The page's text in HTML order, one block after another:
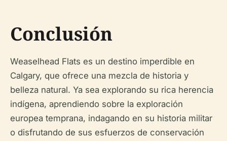
Conclusión
Weaselhead Flats es un destino imperdible en
Calgary, que ofrece una mezcla de historia y
belleza natural. Ya sea explorando su rica herencia
indígena, aprendiendo sobre la exploración
europea temprana, indagando en su historia militar
o disfrutando de sus esfuerzos de conservación